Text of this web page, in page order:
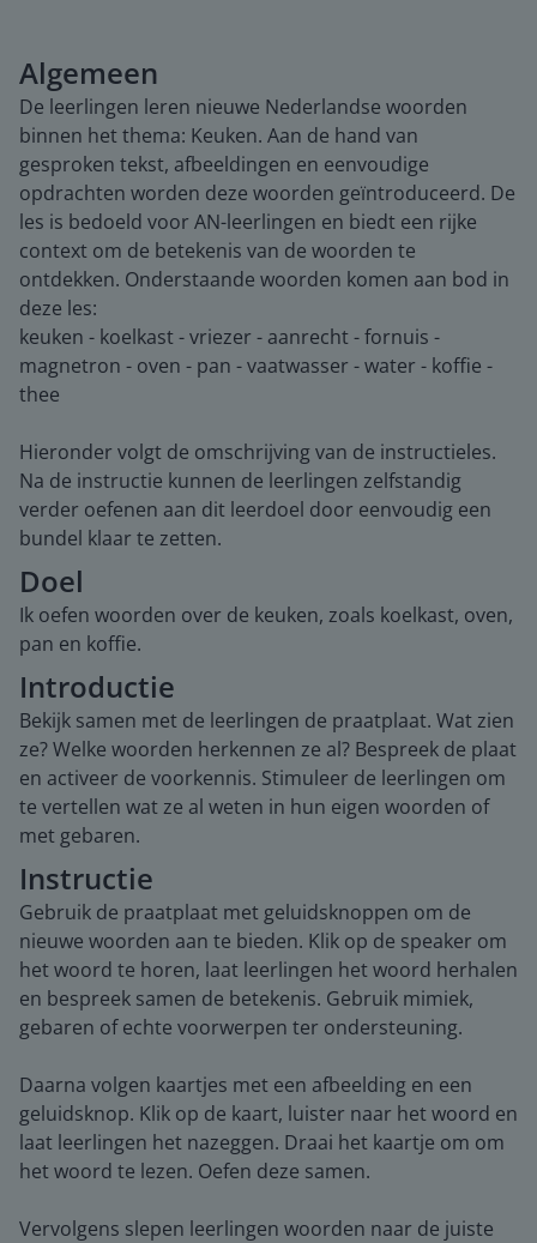
Algemeen
De leerlingen leren nieuwe Nederlandse woorden
binnen het thema: Keuken. Aan de hand van
gesproken tekst, afbeeldingen en eenvoudige
opdrachten worden deze woorden geïntroduceerd. De
les is bedoeld voor AN-leerlingen en biedt een rijke
context om de betekenis van de woorden te
ontdekken. Onderstaande woorden komen aan bod in
deze les:
keuken - koelkast - vriezer - aanrecht - fornuis -
magnetron - oven - pan - vaatwasser - water - koffie -
thee
Hieronder volgt de omschrijving van de instructieles.
Na de instructie kunnen de leerlingen zelfstandig
verder oefenen aan dit leerdoel door eenvoudig een
bundel klaar te zetten.
Doel
Ik oefen woorden over de keuken, zoals koelkast, oven,
pan en koffie.
Introductie
Bekijk samen met de leerlingen de praatplaat. Wat zien
ze? Welke woorden herkennen ze al? Bespreek de plaat
en activeer de voorkennis. Stimuleer de leerlingen om
te vertellen wat ze al weten in hun eigen woorden of
met gebaren.
Instructie
Gebruik de praatplaat met geluidsknoppen om de
nieuwe woorden aan te bieden. Klik op de speaker om
het woord te horen, laat leerlingen het woord herhalen
en bespreek samen de betekenis. Gebruik mimiek,
gebaren of echte voorwerpen ter ondersteuning.
Daarna volgen kaartjes met een afbeelding en een
geluidsknop. Klik op de kaart, luister naar het woord en
laat leerlingen het nazeggen. Draai het kaartje om om
het woord te lezen. Oefen deze samen.
Vervolgens slepen leerlingen woorden naar de juiste